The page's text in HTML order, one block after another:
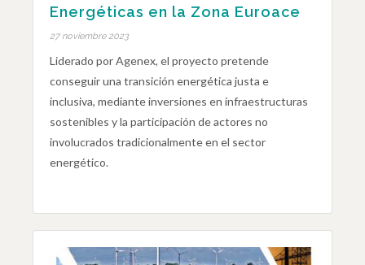
Energéticas en la Zona Euroace
27 noviembre 2023
Liderado por Agenex, el proyecto pretende
conseguir una transición energética justa e
inclusiva, mediante inversiones en infraestructuras
sostenibles y la participación de actores no
involucrados tradicionalmente en el sector
energético.